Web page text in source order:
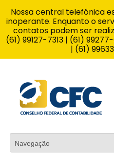
Nossa central telefônica
inoperante. Enquanto o
contatos podem ser
(61) 99127-7313 | (61)
| (61)